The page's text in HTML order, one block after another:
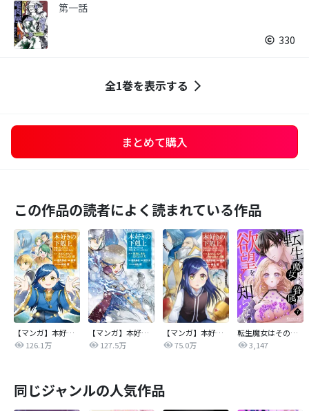
第一話
330
全1巻を表示する
まとめて購入
この作品の読者によく読まれている作品
【マンガ】本好きの下剋上 第二部
126.1万
【マンガ】本好きの下剋上 第三部
127.5万
【マンガ】本好きの下剋上
75.0万
転生魔女はその眷属の欲望を知らない
3,147
同じジャンルの人気作品